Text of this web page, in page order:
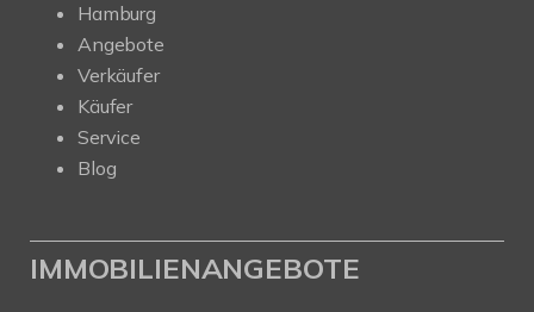
Hamburg
Angebote
Verkäufer
Käufer
Service
Blog
IMMOBILIENANGEBOTE